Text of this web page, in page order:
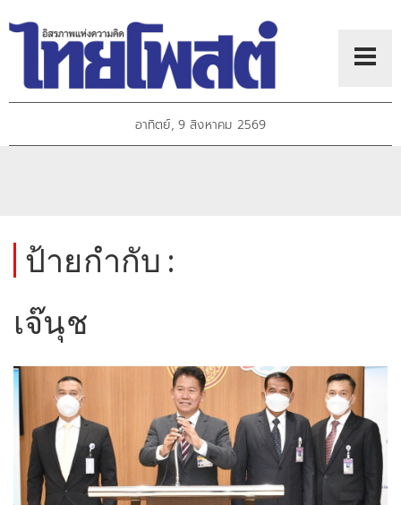
อาทิตย์, 9 สิงหาคม 2569
ป้ายกำกับ :
เจ๊นุช